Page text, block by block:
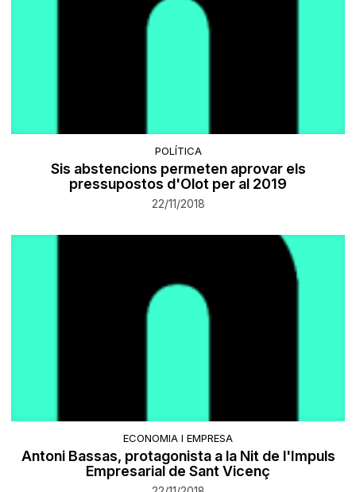
POLÍTICA
Sis abstencions permeten aprovar els
pressupostos d'Olot per al 2019
22/11/2018
ECONOMIA I EMPRESA
Antoni Bassas, protagonista a la Nit de l'Impuls
Empresarial de Sant Vicenç